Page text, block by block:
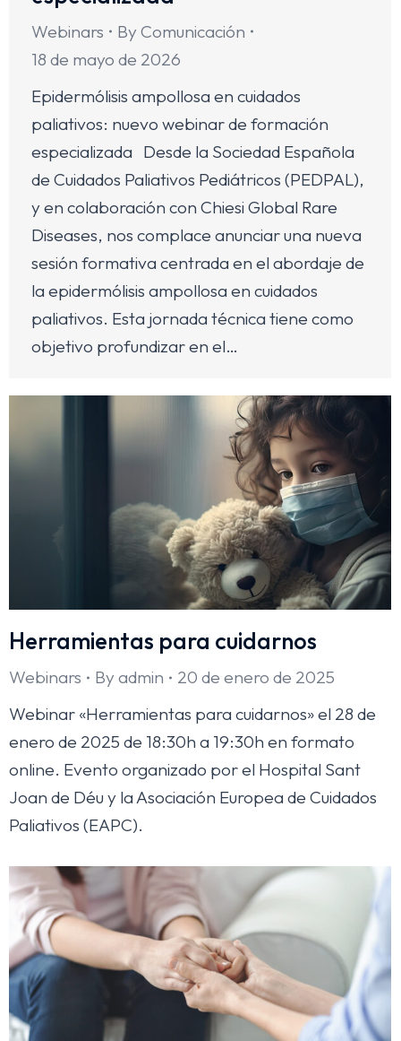
Webinars By Comunicación
18 de mayo de 2026
Epidermólisis ampollosa en cuidados
paliativos: nuevo webinar de formación
especializada Desde la Sociedad Española
de Cuidados Paliativos Pediátricos (PEDPAL),
y en colaboración con Chiesi Global Rare
Diseases, nos complace anunciar una nueva
sesión formativa centrada en el abordaje de
la epidermólisis ampollosa en cuidados
paliativos. Esta jornada técnica tiene como
objetivo profundizar en el…
Herramientas para cuidarnos
Webinars By admin
20 de enero de 2025
Webinar «Herramientas para cuidarnos» el 28 de
enero de 2025 de 18:30h a 19:30h en formato
online. Evento organizado por el Hospital Sant
Joan de Déu y la Asociación Europea de Cuidados
Paliativos (EAPC).